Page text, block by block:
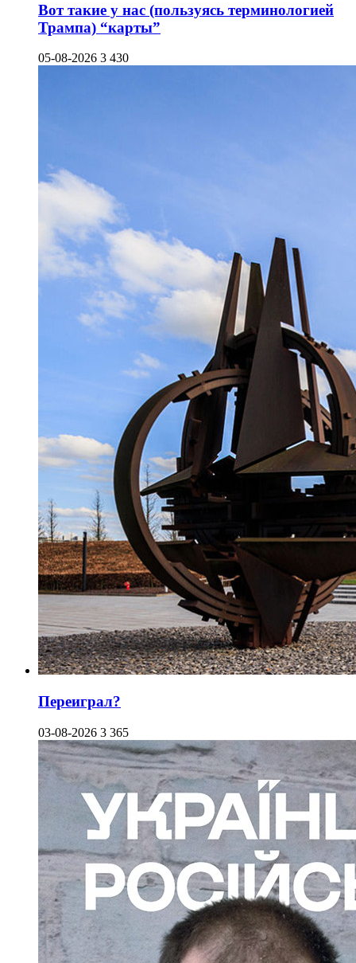
Вот такие у нас (пользуясь терминологией
Трампа) “карты”
05-08-2026 3 430
Переиграл?
03-08-2026 3 365